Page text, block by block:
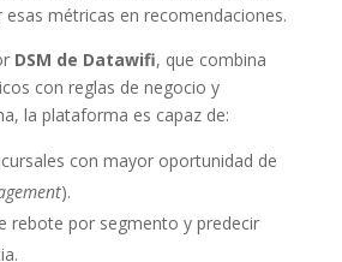
métricas en recomendaciones.
DSM de Datawifi, que combina
con reglas de negocio y
la plataforma es capaz de:
con mayor oportunidad de
).
rebote por segmento y predecir